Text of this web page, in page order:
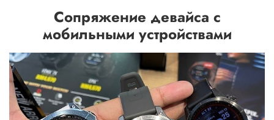
Сопряжение девайса с
мобильными устройствами